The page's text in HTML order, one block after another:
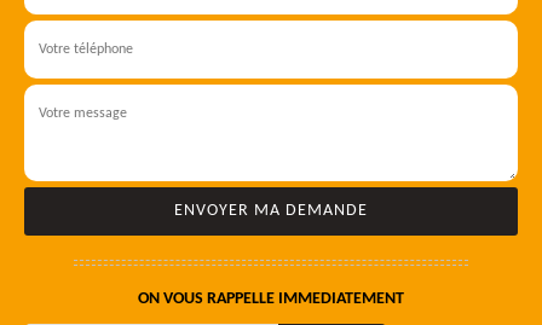
ON VOUS RAPPELLE IMMEDIATEMENT